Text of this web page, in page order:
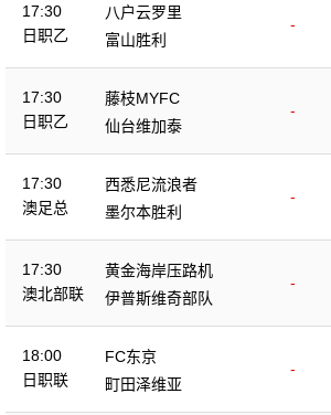
17:30
日职乙
八户云罗里
-
富山胜利
17:30
日职乙
藤枝MYFC
-
仙台维加泰
17:30
澳足总
西悉尼流浪者
-
墨尔本胜利
17:30
澳北部联
黄金海岸压路机
-
伊普斯维奇部队
18:00
日职联
FC东京
-
町田泽维亚